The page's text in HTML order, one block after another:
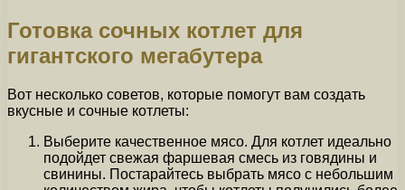
Готовка сочных котлет для
гигантского мегабутера
Вот несколько советов, которые помогут вам создать
вкусные и сочные котлеты:
Выберите качественное мясо. Для котлет идеально
подойдет свежая фаршевая смесь из говядины и
свинины. Постарайтесь выбрать мясо с небольшим